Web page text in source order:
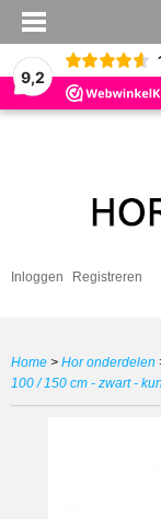
9,2
Inloggen Registreren
Home > Hor onderdelen
100 / 150 cm - zwart -